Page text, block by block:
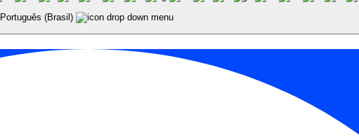
Português (Brasil)